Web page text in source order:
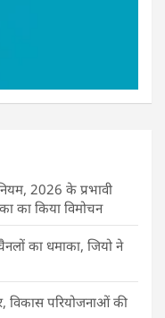
2026 के प्रभावी
का किया विमोचन
का धमाका, जियो ने
विकास परियोजनाओं की